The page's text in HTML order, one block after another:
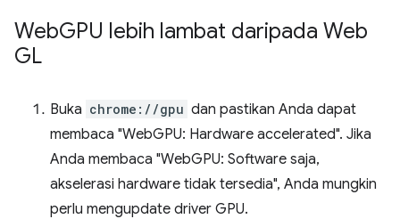
WebGPU lebih lambat daripada Web
GL
Buka chrome://gpu dan pastikan Anda dapat
membaca "WebGPU: Hardware accelerated". Jika
Anda membaca "WebGPU: Software saja,
akselerasi hardware tidak tersedia", Anda mungkin
perlu mengupdate driver GPU.